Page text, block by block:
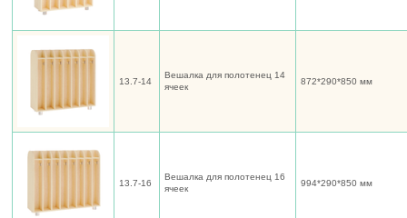
13.7-14
Вешалка для полотенец 14
ячеек
872*290*850 мм
13.7-16
Вешалка для полотенец 16
ячеек
994*290*850 мм